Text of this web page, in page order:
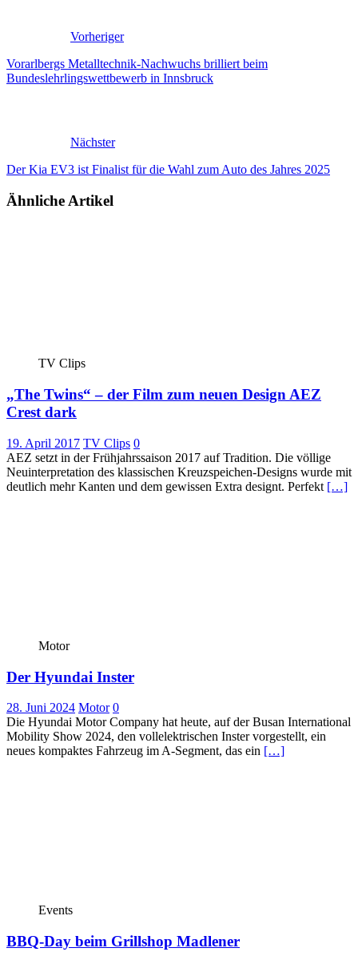
Vorheriger
Vorarlbergs Metalltechnik-Nachwuchs brilliert beim
Bundeslehrlingswettbewerb in Innsbruck
Nächster
Der Kia EV3 ist Finalist für die Wahl zum Auto des Jahres 2025
Ähnliche Artikel
TV Clips
„The Twins“ – der Film zum neuen Design AEZ
Crest dark
19. April 2017 TV Clips 0
AEZ setzt in der Frühjahrssaison 2017 auf Tradition. Die völlige
Neuinterpretation des klassischen Kreuzspeichen-Designs wurde mit
deutlich mehr Kanten und dem gewissen Extra designt. Perfekt […]
Motor
Der Hyundai Inster
28. Juni 2024 Motor 0
Die Hyundai Motor Company hat heute, auf der Busan International
Mobility Show 2024, den vollelektrischen Inster vorgestellt, ein
neues kompaktes Fahrzeug im A-Segment, das ein […]
Events
BBQ-Day beim Grillshop Madlener